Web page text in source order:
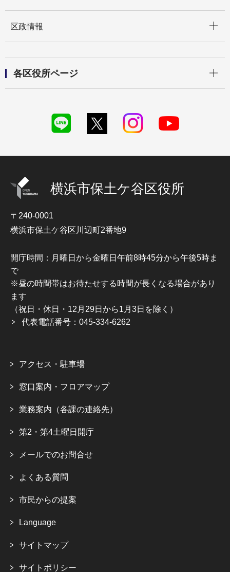
区政情報
各区役所ページ
横浜市保土ケ谷区役所
〒240-0001
横浜市保土ケ谷区川辺町2番地9
開庁時間：月曜日から金曜日午前8時45分から午後5時ま
で
※昼の時間帯はお待たせする時間が長くなる場合があり
ます
（祝日・休日・12月29日から1月3日を除く）
代表電話番号：045-334-6262
アクセス・駐車場
窓口案内・フロアマップ
業務案内（各課の連絡先）
第2・第4土曜日開庁
メールでのお問合せ
よくある質問
市民からの提案
Language
サイトマップ
サイトポリシー